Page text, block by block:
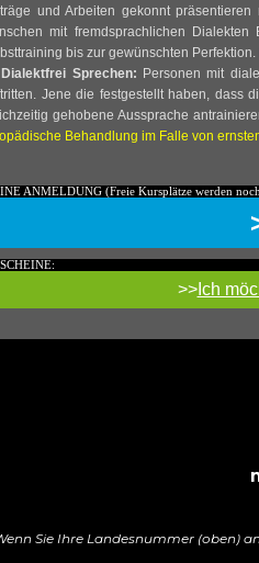
und Arbeiten gekonnt
mit fremdsprachlichen
bis zur gewünschten Perfektion.
Sprechen: Personen mit
Jene die festgestellt haben, dass
gehobene Aussprache
Behandlung im Falle von
ANMELDUNG (Freie Kursplätze werden
>>Ich
Sie Ihre Landesnummer (oben)